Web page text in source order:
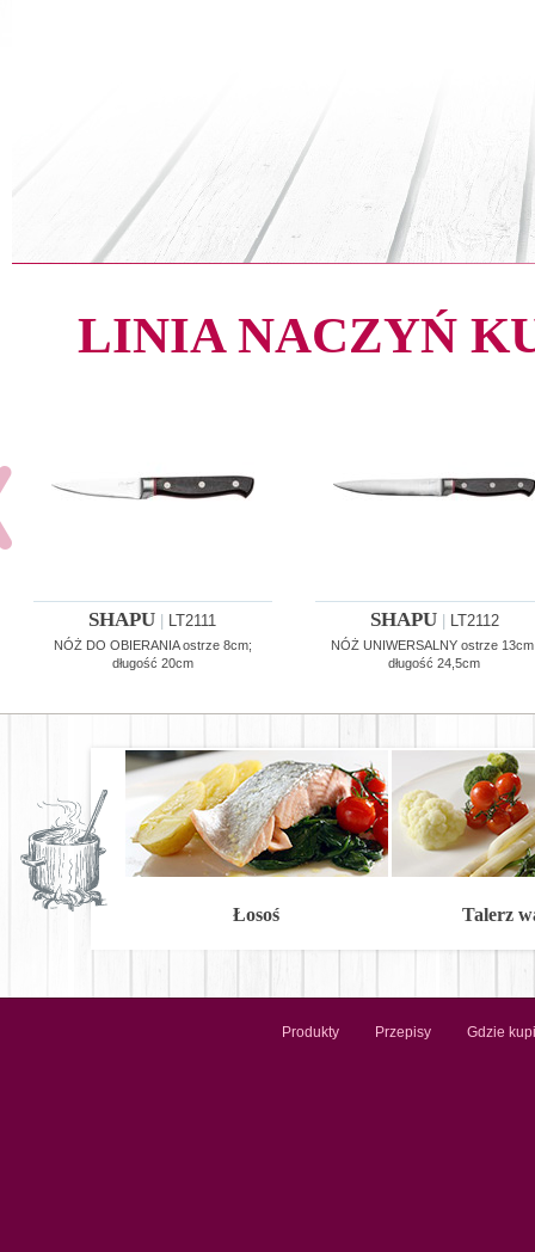
LINIA NACZYŃ
SHAPU LT2111
NÓŻ DO OBIERANIA ostrze 8cm;
długość 20cm
SHAPU LT2112
NÓŻ UNIWERSALNY ostrze
długość 24,5cm
Łosoś Talerz
Produkty Przepisy Gdzie